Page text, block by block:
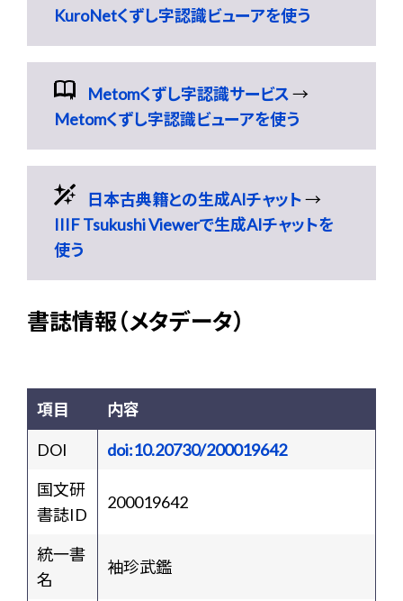
KuroNetくずし字認識ビューアを使う
Metomくずし字認識サービス→
Metomくずし字認識ビューアを使う
日本古典籍との生成AIチャット→
IIIF Tsukushi Viewerで生成AIチャットを
使う
書誌情報（メタデータ）
項目 内容
DOI
doi:10.20730/200019642
国文研
書誌ID
200019642
統一書
名
袖珍武鑑